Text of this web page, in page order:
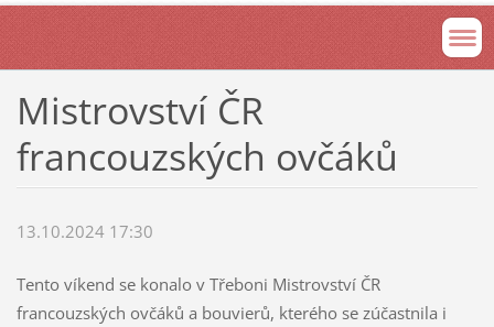
Mistrovství ČR
francouzských ovčáků
13.10.2024 17:30
Tento víkend se konalo v Třeboni Mistrovství ČR
francouzských ovčáků a bouvierů, kterého se zúčastnila i